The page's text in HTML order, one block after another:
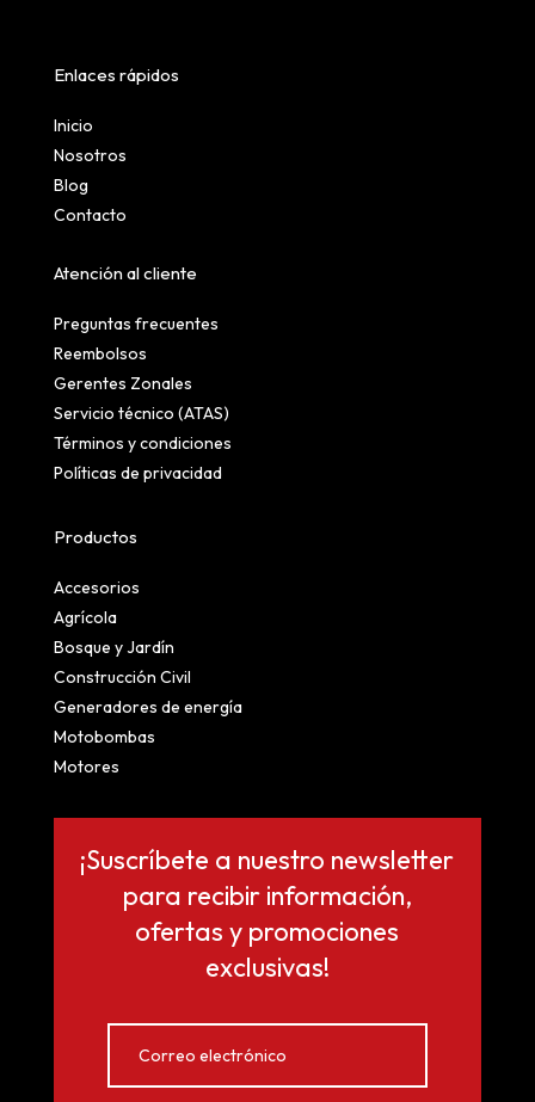
Enlaces rápidos
Inicio
Nosotros
Blog
Contacto
Atención al cliente
Preguntas frecuentes
Reembolsos
Gerentes Zonales
Servicio técnico (ATAS)
Términos y condiciones
Políticas de privacidad
Productos
Accesorios
Agrícola
Bosque y Jardín
Construcción Civil
Generadores de energía
Motobombas
Motores
¡Suscríbete a nuestro newsletter
para recibir información,
ofertas y promociones
exclusivas!